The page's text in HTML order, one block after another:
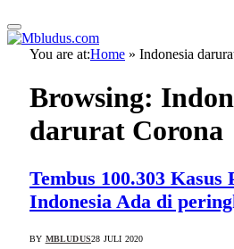
You are at:Home » Indonesia
Browsing:
darurat Corona
Tembus 100.303 Kasus
Indonesia Ada di
BY MBLUDUS28 JULI 2020